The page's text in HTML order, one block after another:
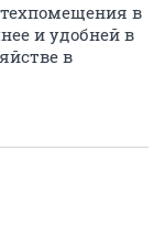
в
и удобней в
в